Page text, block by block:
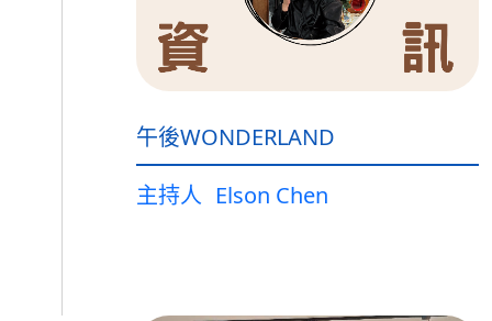
午後WONDERLAND
主持人 Elson Chen